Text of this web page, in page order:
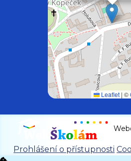
Leaflet | ©
Prohlášení o přístupnosti